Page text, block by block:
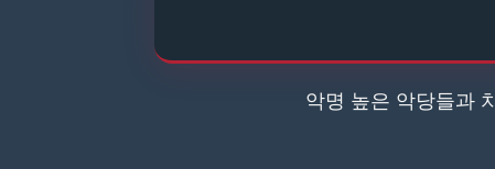
악명 높은 악당들과